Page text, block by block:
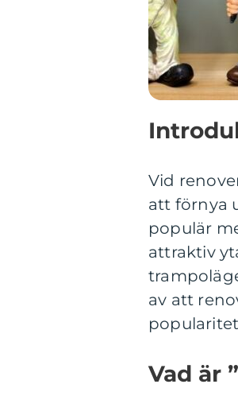
Vid
att förnya
populär
attraktiv
av att
Vad är